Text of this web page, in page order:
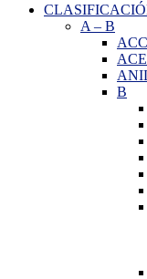
A – B
B